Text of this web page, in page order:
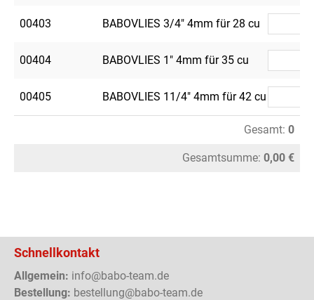
00403 BABOVLIES 3/4" 4mm für 28 cu
00404 BABOVLIES 1" 4mm für 35 cu
00405 BABOVLIES 11/4" 4mm für 42 cu
Gesamt: 0
Gesamtsumme: 0,00 €
Schnellkontakt
Allgemein: info@babo-team.de
Bestellung: bestellung@babo-team.de